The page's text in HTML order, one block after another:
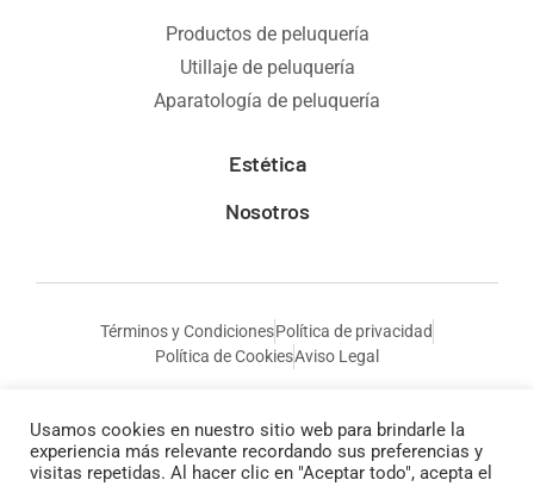
Productos de peluquería
Utillaje de peluquería
Aparatología de peluquería
Estética
Nosotros
Términos y CondicionesPolítica de privacidad
Política de CookiesAviso Legal
Usamos cookies en nuestro sitio web para brindarle la
experiencia más relevante recordando sus preferencias y
visitas repetidas. Al hacer clic en "Aceptar todo", acepta el